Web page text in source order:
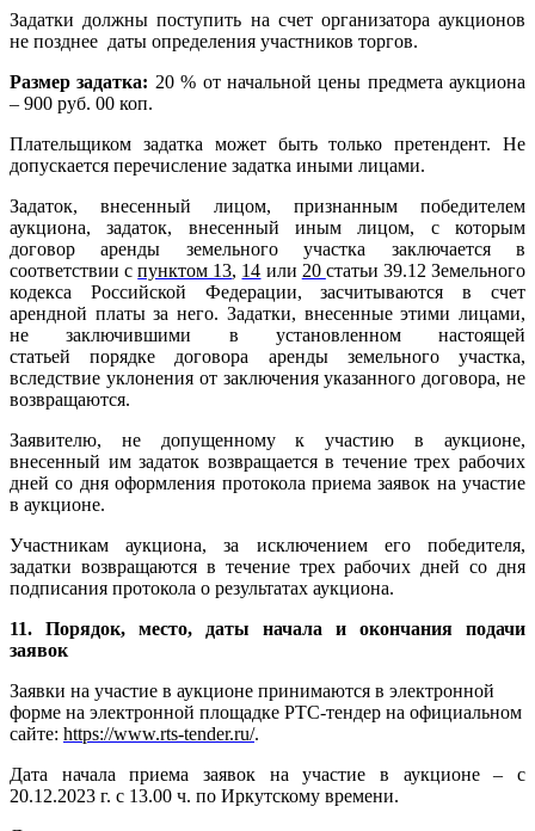
Задатки должны поступить на счет организатора аукционов
не позднее даты определения участников торгов.
Размер задатка: 20 % от начальной цены предмета аукциона
– 900 руб. 00 коп.
Плательщиком задатка может быть только претендент. Не
допускается перечисление задатка иными лицами.
Задаток, внесенный лицом, признанным победителем
аукциона, задаток, внесенный иным лицом, с которым
договор аренды земельного участка заключается в
соответствии спунктом 13, 14 или 20 статьи 39.12 Земельного
кодекса Российской Федерации, засчитываются в счет
арендной платы за него. Задатки, внесенные этими лицами,
не заключившими в установленном настоящей
статьей порядке договора аренды земельного участка,
вследствие уклонения от заключения указанного договора, не
возвращаются.
Заявителю, не допущенному к участию в аукционе,
внесенный им задаток возвращается в течение трех рабочих
дней со дня оформления протокола приема заявок на участие
в аукционе.
Участникам аукциона, за исключением его победителя,
задатки возвращаются в течение трех рабочих дней со дня
подписания протокола о результатах аукциона.
11. Порядок, место, даты начала и окончания подачи
заявок
Заявки на участие в аукционе принимаются в электронной
форме на электронной площадке РТС-тендер на официальном
сайте: https://www.rts-tender.ru/.
Дата начала приема заявок на участие в аукционе – с
20.12.2023 г. с 13.00 ч. по Иркутскому времени.